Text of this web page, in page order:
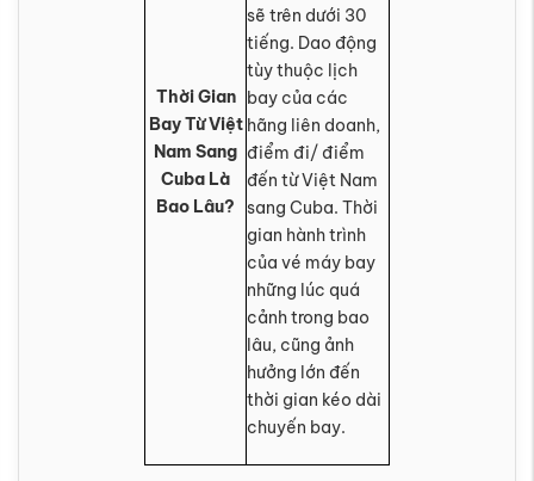
Thời Gian
Bay Từ Việt
Nam Sang
Cuba Là
Bao Lâu?
sẽ trên dưới 30
tiếng. Dao động
tùy thuộc lịch
bay của các
hãng liên doanh,
điểm đi/ điểm
đến từ Việt Nam
sang Cuba. Thời
gian hành trình
của vé máy bay
những lúc quá
cảnh trong bao
lâu, cũng ảnh
hưởng lớn đến
thời gian kéo dài
chuyến bay.